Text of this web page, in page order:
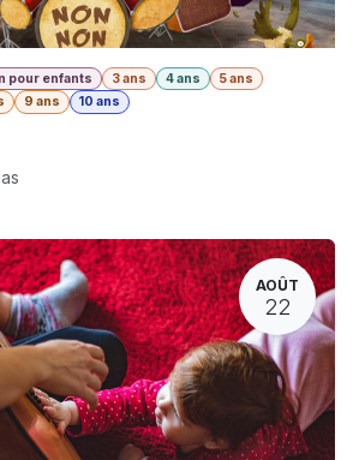
pour enfants 3 ans 4 ans
5 ans
9 ans 10 ans
AOÛT
22